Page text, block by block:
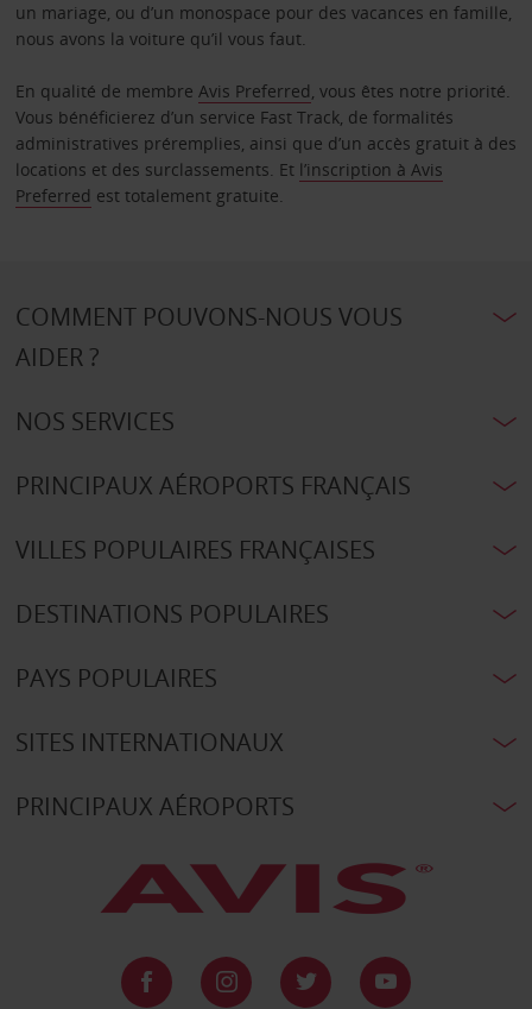
un mariage, ou d’un monospace pour des vacances en famille,
nous avons la voiture qu’il vous faut.
En qualité de membre Avis Preferred, vous êtes notre priorité.
Vous bénéficierez d’un service Fast Track, de formalités
administratives préremplies, ainsi que d’un accès gratuit à des
locations et des surclassements. Et l’inscription à Avis
Preferred est totalement gratuite.
COMMENT POUVONS-NOUS VOUS
AIDER ?
NOS SERVICES
PRINCIPAUX AÉROPORTS FRANÇAIS
VILLES POPULAIRES FRANÇAISES
DESTINATIONS POPULAIRES
PAYS POPULAIRES
SITES INTERNATIONAUX
PRINCIPAUX AÉROPORTS